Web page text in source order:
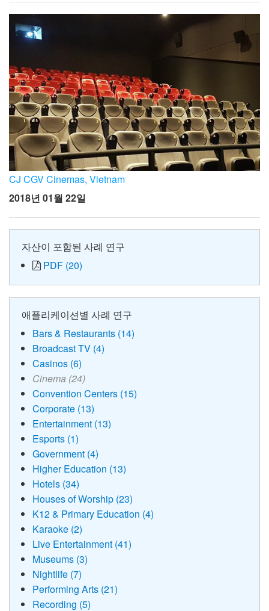
CJ CGV Cinemas, Vietnam
2018년 01월 22일
자산이 포함된 사례 연구
PDF (20)
애플리케이션별 사례 연구
Bars & Restaurants (14)
Broadcast TV (4)
Casinos (6)
Cinema (24)
Convention Centers (15)
Corporate (13)
Entertainment (13)
Esports (1)
Government (4)
Higher Education (13)
Hotels (34)
Houses of Worship (23)
K12 & Primary Education (4)
Karaoke (2)
Live Entertainment (41)
Museums (3)
Nightlife (7)
Performing Arts (21)
Recording (5)